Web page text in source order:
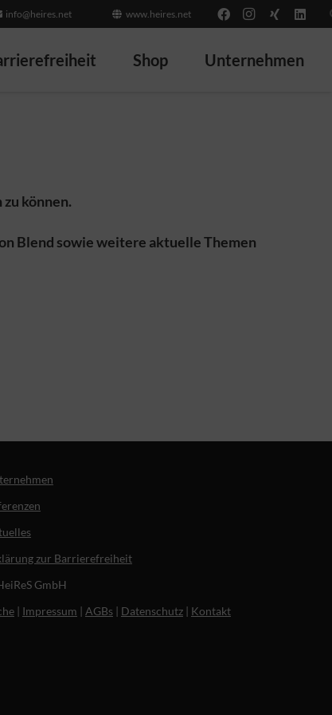
info@heires.net www.heires.net
Shop Unternehmen
können.
Blend sowie weitere aktuelle Themen
zur Barrierefreiheit
GmbH
| Impressum | AGBs| Datenschutz| Kontakt